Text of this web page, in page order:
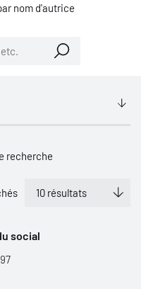
nom d'autrice
recherche
social